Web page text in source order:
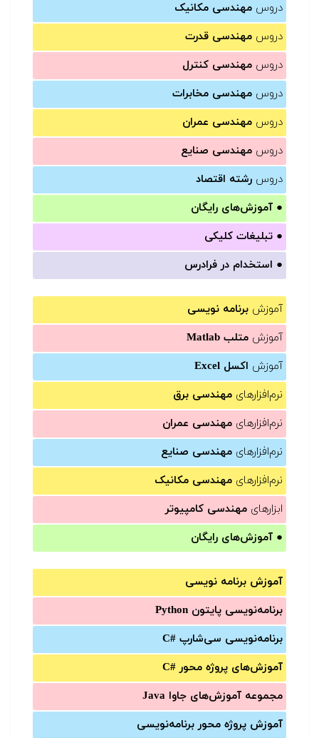
دروس مهندسی مکانیک
دروس مهندسی قدرت
دروس مهندسی کنترل
دروس مهندسی مخابرات
دروس مهندسی عمران
دروس مهندسی صنایع
دروس رشته اقتصاد
● آموزش‌های رایگان
● تبلیغات کلیکی
● استخدام در فرادرس
آموزش برنامه نویسی
آموزش متلب Matlab
آموزش اکسل Excel
نرم‌افزارهای مهندسی برق
نرم‌افزارهای مهندسی عمران
نرم‌افزارهای مهندسی صنایع
نرم‌افزارهای مهندسی مکانیک
ابزارهای مهندسی کامپیوتر
● آموزش‌های رایگان
آموزش برنامه نویسی
برنامه‌نویسی پایتون Python
برنامه‌‌نویسی سی‌شارپ C#‎
آموزش‌های پروژه محور #C
مجموعه آموزش‌های جاوا Java
آموزش‌ پروژه محور برنامه‌نویسی